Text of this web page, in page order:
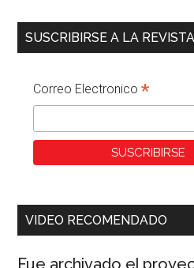
SUSCRIBIRSE A LA
Correo Electronico*
VIDEO RECOMENDADO